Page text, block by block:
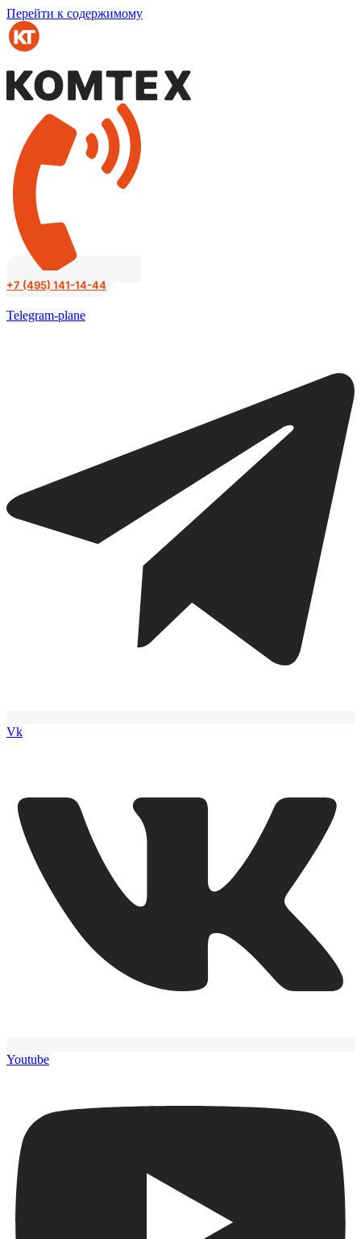
Перейти к содержимому
+7 (495) 141-14-44
Telegram-plane
Vk
Youtube